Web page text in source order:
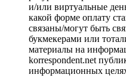
и/или виртуальные
какой форме оплату
связаны/могут быть
букмекерами или
материалы на
korrespondent.net
информационных